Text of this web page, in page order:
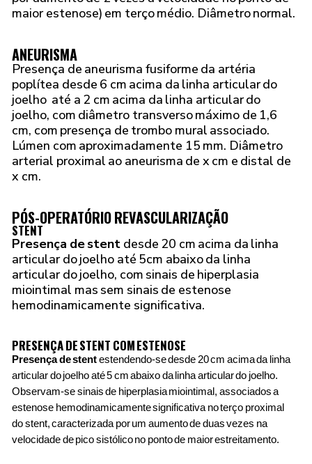
maior estenose) em terço médio. Diâmetro normal.
ANEURISMA
Presença de aneurisma fusiforme da artéria
poplítea desde 6 cm acima da linha articular do
joelho até a 2 cm acima da linha articular do
joelho, com diâmetro transverso máximo de 1,6
cm, com presença de trombo mural associado.
Lúmen com aproximadamente 15 mm. Diâmetro
arterial proximal ao aneurisma de x cm e distal de
x cm.
PÓS-OPERATÓRIO REVASCULARIZAÇÃO
STENT
Presença de stentdesde 20 cm acima da linha
articular do joelho até 5cm abaixo da linha
articular do joelho, com sinais de hiperplasia
miointimal mas sem sinais de estenose
hemodinamicamente significativa.
PRESENÇA DE STENT COM ESTENOSE
Presença de stentestendendo-se desde 20 cm acima da linha
articular do joelho até 5 cm abaixo da linha articular do joelho.
Observam-se sinais de hiperplasia miointimal, associados a
estenose hemodinamicamente significativa no terço proximal
do stent, caracterizada por um aumento de duas vezes na
velocidade de pico sistólico no ponto de maior estreitamento.